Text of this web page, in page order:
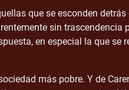
que se esconden
sin trascendencia
en especial la que se
más pobre. Y de